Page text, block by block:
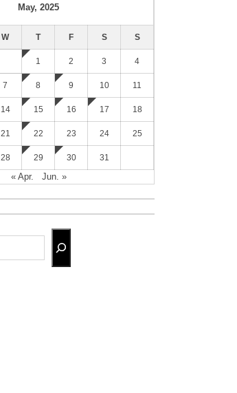
May, 2025
W T F S S
1 2 3 4
7 8 9 10 11
14 15 16 17 18
21 22 23 24 25
28 29 30 31
« Apr. Jun. »